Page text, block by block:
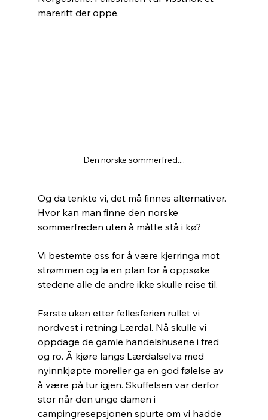
mareritt der oppe.
Den norske sommerfred....
Og da tenkte vi, det må finnes alternativer.
Hvor kan man finne den norske
sommerfreden uten å måtte stå i kø?
Vi bestemte oss for å være kjerringa mot
strømmen og la en plan for å oppsøke
stedene alle de andre ikke skulle reise til.
Første uken etter fellesferien rullet vi
nordvest i retning Lærdal. Nå skulle vi
oppdage de gamle handelshusene i fred
og ro. Å kjøre langs Lærdalselva med
nyinnkjøpte moreller ga en god følelse av
å være på tur igjen. Skuffelsen var derfor
stor når den unge damen i
campingresepsjonen spurte om vi hadde